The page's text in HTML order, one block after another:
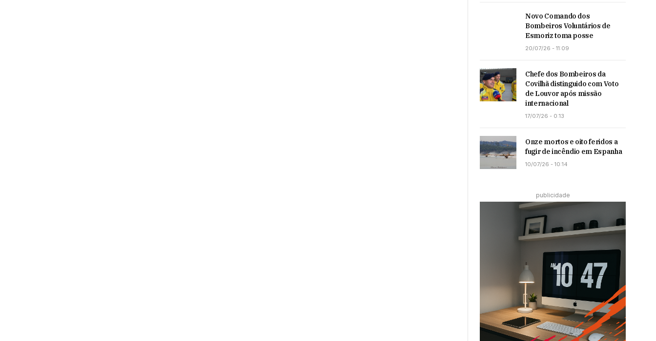
Novo Comando dos
Bombeiros Voluntários de
Esmoriz toma posse
20/07/26 - 11:09
Chefe dos Bombeiros da
Covilhã distinguido com Voto
de Louvor após missão
internacional
17/07/26 - 0:13
Onze mortos e oito feridos a
fugir de incêndio em Espanha
10/07/26 - 10:14
publicidade